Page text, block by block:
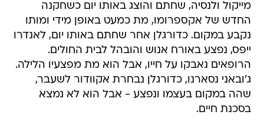
מייקול ולנסיה, שחתם והוצג באותו יום כשחקנה
החדש של אקספרומו, מת כמעט באופן מידי ומותו
נקבע במקום. כדורגלן אחר שחתם באותו יום, לאנדרו
ייפס, נפצע באורח אנוש והובהל לבית החולים.
הרופאים נאבקו על חייו, אבל הוא מת מפצעיו הלילה.
ג'ובאני נסארנו, כדורגלן נבחרת אקוודור לשעבר,
שהה במקום בעצמו ונפצע - אבל הוא לא נמצא
בסכנת חיים.